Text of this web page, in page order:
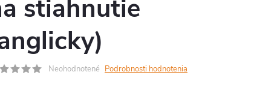
stiahnutie
Neohodnotené Podrobnosti hodnotenia